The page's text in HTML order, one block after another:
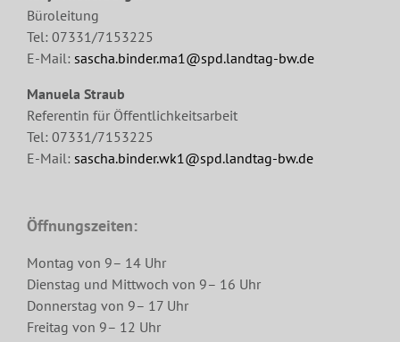
Büroleitung
Tel: 07331/7153225
E-Mail: sascha.binder.ma1@spd.landtag-bw.de
Manuela Straub
Referentin für Öffentlichkeitsarbeit
Tel: 07331/7153225
E-Mail: sascha.binder.wk1@spd.landtag-bw.de
Öffnungszeiten:
Montag von 9– 14 Uhr
Dienstag und Mittwoch von 9– 16 Uhr
Donnerstag von 9– 17 Uhr
Freitag von 9– 12 Uhr